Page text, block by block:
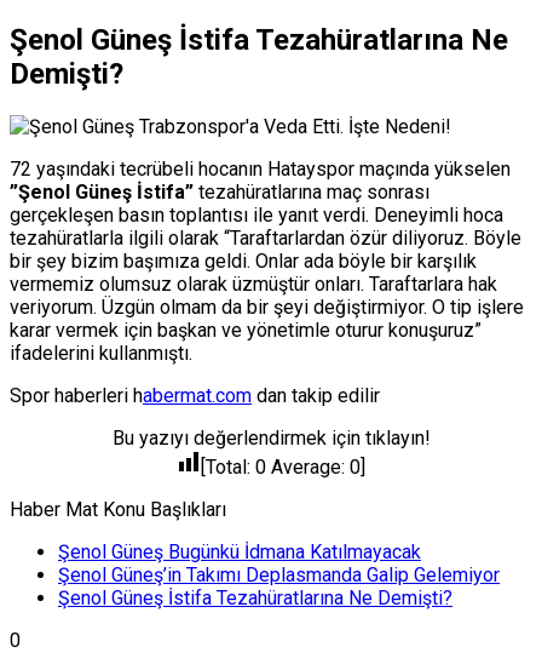
Şenol Güneş İstifa Tezahüratlarına Ne
Demişti?
72 yaşındaki tecrübeli hocanın Hatayspor maçında yükselen
”Şenol Güneş İstifa” tezahüratlarına maç sonrası
gerçekleşen basın toplantısı ile yanıt verdi. Deneyimli hoca
tezahüratlarla ilgili olarak “Taraftarlardan özür diliyoruz. Böyle
bir şey bizim başımıza geldi. Onlar ada böyle bir karşılık
vermemiz olumsuz olarak üzmüştür onları. Taraftarlara hak
veriyorum. Üzgün olmam da bir şeyi değiştirmiyor. O tip işlere
karar vermek için başkan ve yönetimle oturur konuşuruz”
ifadelerini kullanmıştı.
Spor haberleri habermat.com dan takip edilir
Bu yazıyı değerlendirmek için tıklayın!
[Total: 0 Average: 0]
Haber Mat Konu Başlıkları
Şenol Güneş Bugünkü İdmana Katılmayacak
Şenol Güneş’in Takımı Deplasmanda Galip Gelemiyor
Şenol Güneş İstifa Tezahüratlarına Ne Demişti?
0